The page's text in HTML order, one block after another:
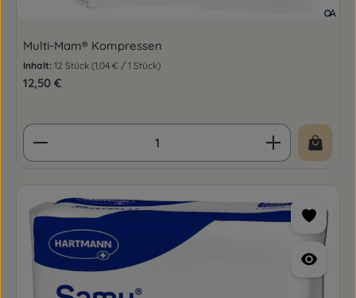
Multi-Mam® Kompressen
Inhalt: 12 Stück (1,04 € / 1 Stück)
Regulärer Preis:
12,50 €
Produkt Anzahl: Gib den gewünschten Wert